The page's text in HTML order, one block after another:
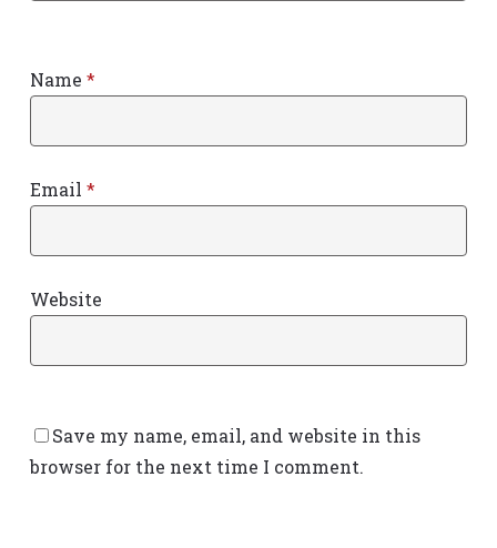
Name *
Email *
Website
Save my name, email, and website in this
browser for the next time I comment.